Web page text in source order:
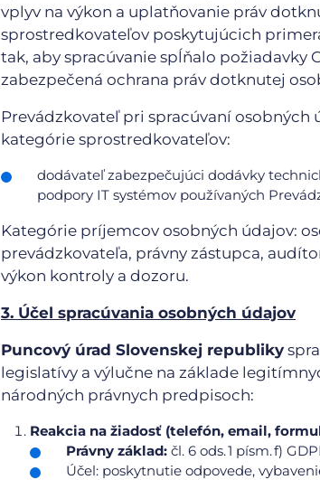
vplyv na výkon a uplatňovanie práv
sprostredkovateľov poskytujúcich
tak, aby spracúvanie spĺňalo požiadavky
zabezpečená ochrana práv dotknutej
Prevádzkovateľ pri spracúvaní
kategórie sprostredkovateľov:
dodávateľ zabezpečujúci dodávky
podpory IT systémov používaných
Kategórie príjemcov osobných údajov:
prevádzkovateľa, právny zástupca,
výkon kontroly a dozoru.
3. Účel spracúvania osobných údajov
Puncový úrad Slovenskej republiky
legislatívy a výlučne na základe
národných právnych predpisoch:
Reakcia na žiadosť (telefón, email,
Právny základ: čl. 6 ods. 1 písm. f)
Účel: poskytnutie odpovede,